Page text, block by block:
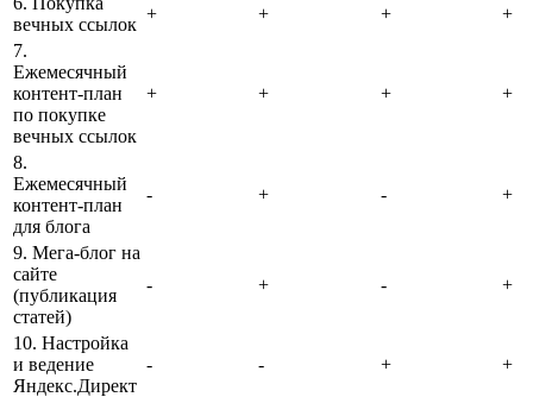
вечных ссылок
+ + +
+
7.
Ежемесячный
контент-план
по покупке
вечных ссылок
+ + + +
8.
Ежемесячный
контент-план
для блога
- + - +
9. Мега-блог на
сайте
(публикация
статей)
- + - +
10. Настройка
и ведение
Яндекс.Директ
- - + +